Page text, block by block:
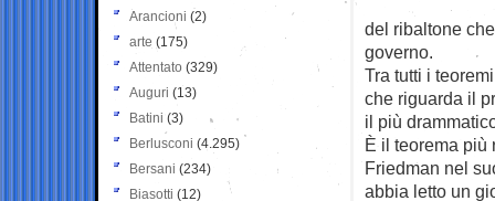
del ribaltone
governo.
Tra tutti i
che riguarda il
il più
È il teorema più
Friedman nel
abbia letto un
Arancioni (2)
arte (175)
Attentato (329)
Auguri (13)
Batini (3)
Berlusconi (4.295)
Bersani (234)
Biasotti (12)